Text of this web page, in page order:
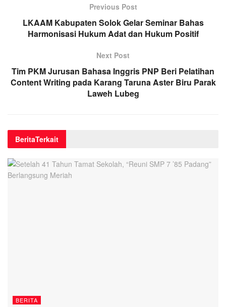
Previous Post
LKAAM Kabupaten Solok Gelar Seminar Bahas
Harmonisasi Hukum Adat dan Hukum Positif
Next Post
Tim PKM Jurusan Bahasa Inggris PNP Beri Pelatihan
Content Writing pada Karang Taruna Aster Biru Parak
Laweh Lubeg
BeritaTerkait
BERITA